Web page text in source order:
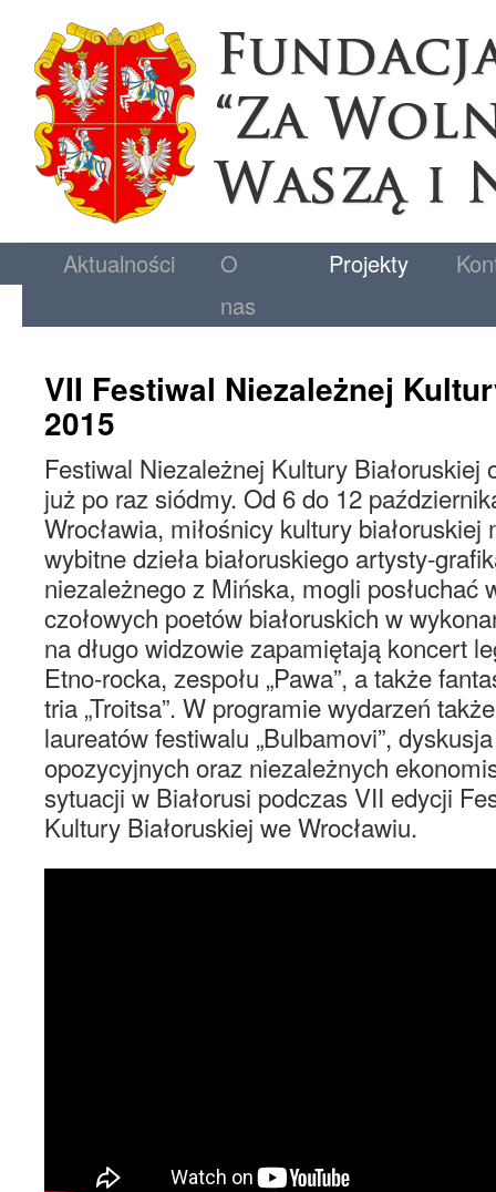
Aktualności
O
nas
Projekty
VII Festiwal Niezależnej
2015
Festiwal Niezależnej Kultury Białoruskiej
już po raz siódmy. Od 6 do 12
Wrocławia, miłośnicy kultury
wybitne dzieła białoruskiego artysty-
niezależnego z Mińska, mogli posłuchać
czołowych poetów białoruskich w
na długo widzowie zapamiętają koncert
Etno-rocka, zespołu „Pawa”, a także
tria „Troitsa”. W programie wydarzeń
laureatów festiwalu „Bulbamovi”,
opozycyjnych oraz niezależnych
sytuacji w Białorusi podczas VII edycji
Kultury Białoruskiej we Wrocławiu.